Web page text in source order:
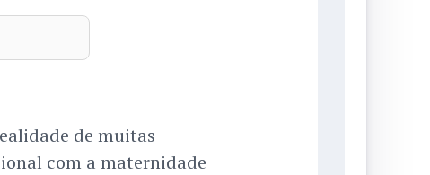
de muitas
com a maternidade